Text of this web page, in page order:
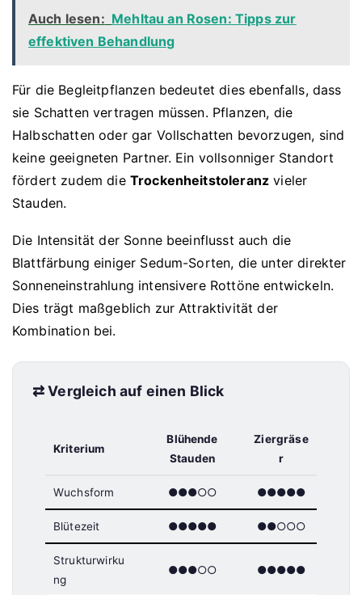
Auch lesen: Mehltau an Rosen: Tipps zur
effektiven Behandlung
Für die Begleitpflanzen bedeutet dies ebenfalls, dass
sie Schatten vertragen müssen. Pflanzen, die
Halbschatten oder gar Vollschatten bevorzugen, sind
keine geeigneten Partner. Ein vollsonniger Standort
fördert zudem die Trockenheitstoleranz vieler
Stauden.
Die Intensität der Sonne beeinflusst auch die
Blattfärbung einiger Sedum-Sorten, die unter direkter
Sonneneinstrahlung intensivere Rottöne entwickeln.
Dies trägt maßgeblich zur Attraktivität der
Kombination bei.
⇄ Vergleich auf einen Blick
Kriterium
Blühende
Stauden
Ziergräse
r
Wuchsform ●●●○○ ●●●●●
Blütezeit ●●●●● ●●○○○
Strukturwirku
ng
●●●○○ ●●●●●